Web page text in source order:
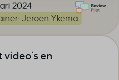
2024
Jeroen Ykema
en